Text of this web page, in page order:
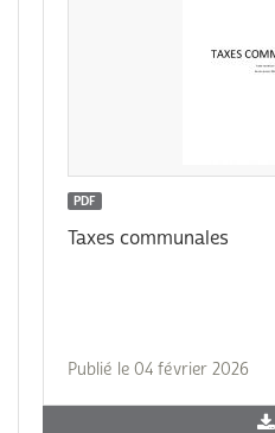
PDF
Taxes communales
Publié le 04 février 2026